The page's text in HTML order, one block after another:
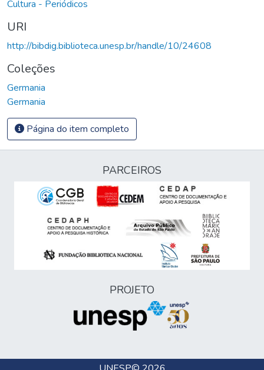
Cultura - Periódicos
URI
http://bibdig.biblioteca.unesp.br/handle/10/24608
Coleções
Germania
Germania
Página do item completo
PARCEIROS
PROJETO